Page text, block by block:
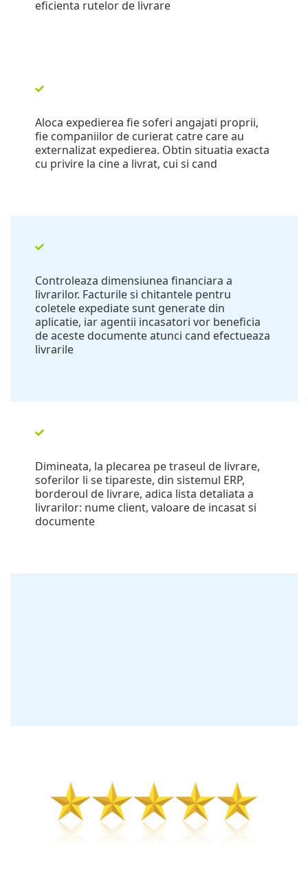
eficienta rutelor de livrare
Aloca expedierea fie soferi angajati proprii,
fie companiilor de curierat catre care au
externalizat expedierea. Obtin situatia exacta
cu privire la cine a livrat, cui si cand
Controleaza dimensiunea financiara a
livrarilor. Facturile si chitantele pentru
coletele expediate sunt generate din
aplicatie, iar agentii incasatori vor beneficia
de aceste documente atunci cand efectueaza
livrarile
Dimineata, la plecarea pe traseul de livrare,
soferilor li se tipareste, din sistemul ERP,
borderoul de livrare, adica lista detaliata a
livrarilor: nume client, valoare de incasat si
documente